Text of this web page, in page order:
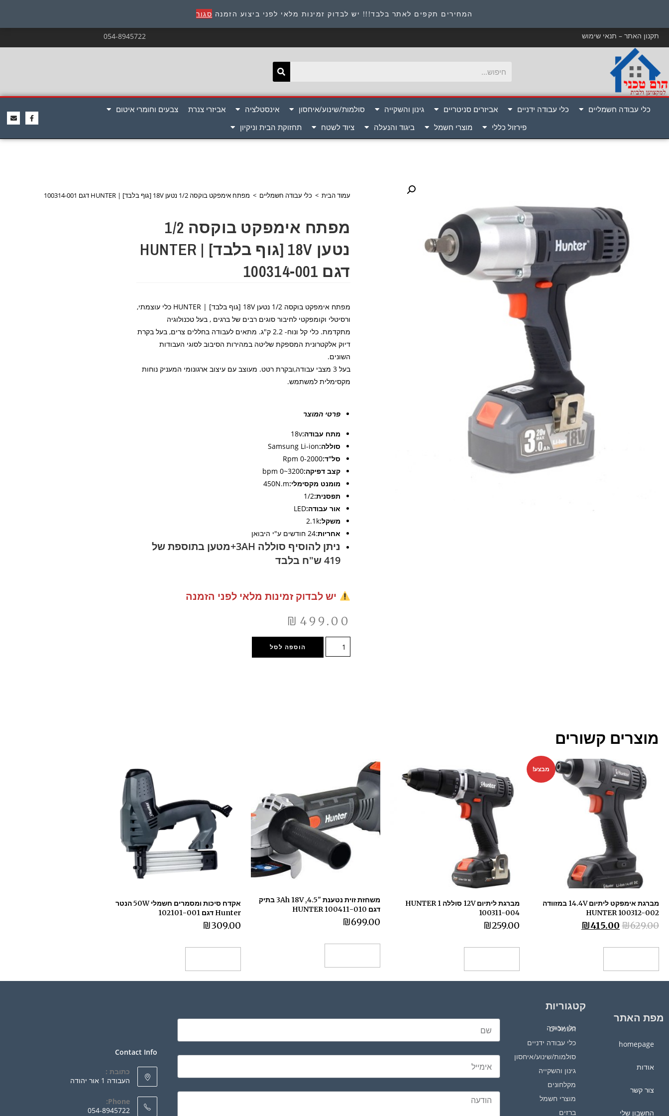
המחירים תקפים לאתר בלבד!!! יש לבדוק זמינות מלאי לפני ביצוע הזמנה סגור כתובת : היוזמים 9 אור יהודה שירות לקוחות 054-8945722
תקנון האתר – תנאי שימוש 054-8945722
כלי עבודה חשמליים כלי עבודה ידניים אביזרים סניטריים גינון והשקייה סולמות/שינוע/איחסון אינסטלציה אביזרי צנרת
צבעים וחומרי איטום
פירזול כללי
מוצרי חשמל ביגוד והנעלה ציוד לשטח תחזוקת הבית וניקיון
עמוד הבית > כלי עבודה חשמליים > מפתח אימפקט בוקסה 1/2 נטען 18V [גוף בלבד] | HUNTER דגם 100314-001
מפתח אימפקט בוקסה 1/2
נטען 18V [גוף בלבד] | HUNTER
דגם 100314-001
מפתח אימפקט בוקסה 1/2 נטען 18V [גוף בלבד] | HUNTER כלי עוצמתי,
ורסיטלי וקומפקטי לחיבור סוגים רבים של ברגים , בעל טכנולוגיה
מתקדמת. כלי קל ונוח- 2.2 ק"ג. מתאים לעבודה בחללים צרים, בעל בקרת
דיוק אלקטרונית המספקת שליטה במהירות הסיבוב לסוגי העבודות
השונים.
בעל 3 מצבי עבודה,ובקרת רטט. מעוצב עם עיצוב ארגונומי המעניק נוחות
מקסימלית למשתמש.
פרטי המוצר
מתח עבודה:18v
סוללה:Samsung Li-ion
סל"ד:0-2000 Rpm
קצב דפיקה:3200~0 bpm
מומנט מקסימלי:450N.m
תפסנית:1/2
אור עבודה:LED
משקל:2.1k
אחריות:24 חודשים ע"י היבואן
ניתן להוסיף סוללה 3AH+מטען בתוספת של
419 ש"ח בלבד
יש לבדוק זמינות מלאי לפני הזמנה
₪ 499.00
הוספה לסל
מוצרים קשורים
מבצע!
מברגת אימפקט ליתיום 14.4V במזוודה
HUNTER 100312-002
₪629.00
₪415.00
מברגת ליתיום 12V סוללה 1 HUNTER
100311-004
₪259.00
משחזת זוית נטענת "4.5, 3Ah 18V בתיק
דגם 100411-010 HUNTER
₪699.00
אקדח סיכות ומסמרים חשמלי 50W הנטר
Hunter דגם 102101-001
₪309.00
מפת האתר
homepage
אודות
צור קשר
החשבון שלי
קטגוריות
כלי עבודה חשמליים
כלי עבודה ידניים
סולמות/שינוע/איחסון
גינון והשקייה
מקלחונים
מוצרי חשמל
ברזים
Contact Info
כתובת :
העבודה 1 אור יהודה
Phone:
054-8945722